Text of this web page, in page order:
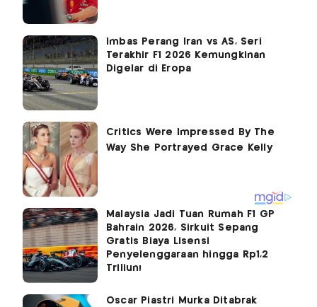
Imbas Perang Iran vs AS, Seri
Terakhir F1 2026 Kemungkinan
Digelar di Eropa
Malaysia Jadi Tuan Rumah F1 GP
Bahrain 2026, Sirkuit Sepang
Gratis Biaya Lisensi
Penyelenggaraan hingga Rp1,2
Triliun!
Oscar Piastri Murka Ditabrak